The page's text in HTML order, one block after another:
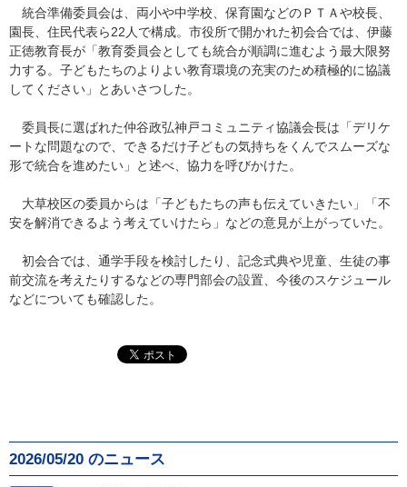
統合準備委員会は、両小や中学校、保育園などのＰＴＡや校長、
園長、住民代表ら22人で構成。市役所で開かれた初会合では、伊藤
正徳教育長が「教育委員会としても統合が順調に進むよう最大限努
力する。子どもたちのよりよい教育環境の充実のため積極的に協議
してください」とあいさつした。
委員長に選ばれた仲谷政弘神戸コミュニティ協議会長は「デリケ
ートな問題なので、できるだけ子どもの気持ちをくんでスムーズな
形で統合を進めたい」と述べ、協力を呼びかけた。
大草校区の委員からは「子どもたちの声も伝えていきたい」「不
安を解消できるよう考えていけたら」などの意見が上がっていた。
初会合では、通学手段を検討したり、記念式典や児童、生徒の事
前交流を考えたりするなどの専門部会の設置、今後のスケジュール
などについても確認した。
2026/05/20 のニュース